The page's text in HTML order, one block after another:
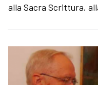
alla Sacra Scrittura,